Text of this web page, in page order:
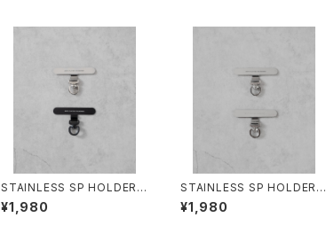
STAINLESS SP HOLDER/1
997#3/回転式ステンレス ス
マホホルダー2P
¥1,980
STAINLESS SP HOLDER/1
997#1/回転式ステンレス ス
マホホルダー2P
¥1,980